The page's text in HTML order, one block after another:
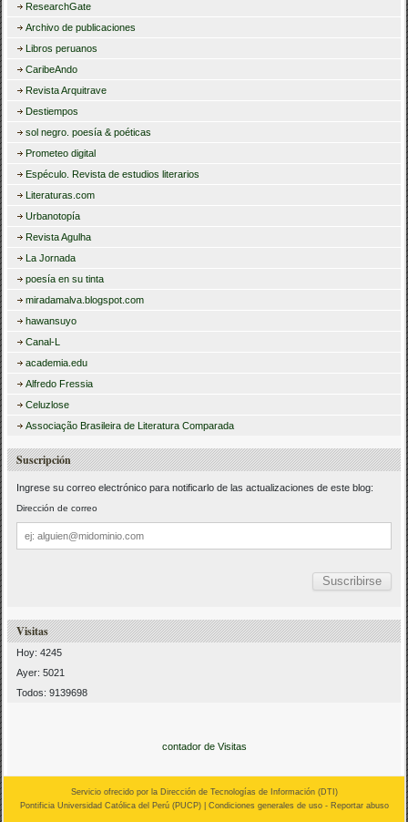
ResearchGate
Archivo de publicaciones
Libros peruanos
CaribeAndo
Revista Arquitrave
Destiempos
sol negro. poesía & poéticas
Prometeo digital
Espéculo. Revista de estudios literarios
Literaturas.com
Urbanotopía
Revista Agulha
La Jornada
poesía en su tinta
miradamalva.blogspot.com
hawansuyo
Canal-L
academia.edu
Alfredo Fressia
Celuzlose
Associação Brasileira de Literatura Comparada
Suscripción
Ingrese su correo electrónico para notificarlo de las actualizaciones de este blog:
Dirección de correo
Dirección
de
correo
Visitas
Hoy: 4245
Ayer: 5021
Todos: 9139698
contador de Visitas
Servicio ofrecido por la Dirección de Tecnologías de Información (DTI )
Pontificia Universidad Católica del Perú (PUCP) | Condiciones generales de uso- Reportar abuso